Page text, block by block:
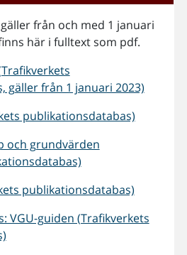
från och med 1 januari
här i fulltext som pdf.
gäller från 1 januari 2023)
publikationsdatabas)
och grundvärden
publikationsdatabas)
VGU-guiden (Trafikverkets